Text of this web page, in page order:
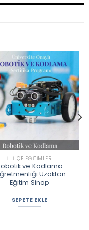
İL İLÇE EĞITIMLER
ve Kodlama
Uzaktan
Eğitim Sinop
SEPETE EKLE